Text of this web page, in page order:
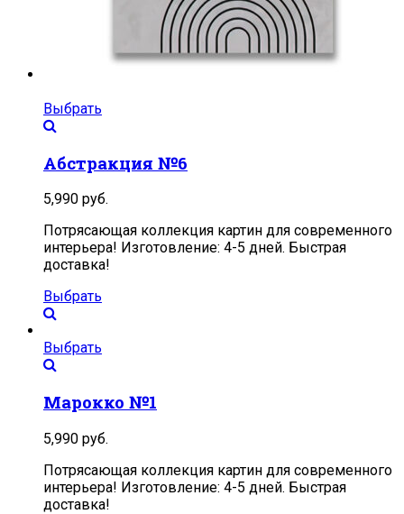
Выбрать
Абстракция №6
5,990 руб.
Потрясающая коллекция картин для современного
интерьера! Изготовление: 4-5 дней. Быстрая
доставка!
Выбрать
Выбрать
Марокко №1
5,990 руб.
Потрясающая коллекция картин для современного
интерьера! Изготовление: 4-5 дней. Быстрая
доставка!